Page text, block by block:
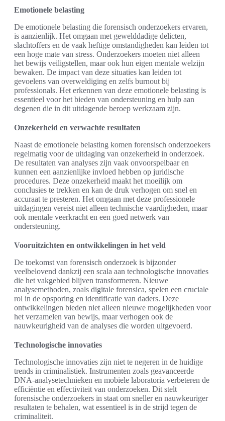
Emotionele belasting
De emotionele belasting die forensisch onderzoekers ervaren,
is aanzienlijk. Het omgaan met gewelddadige delicten,
slachtoffers en de vaak heftige omstandigheden kan leiden tot
een hoge mate van stress. Onderzoekers moeten niet alleen
het bewijs veiligstellen, maar ook hun eigen mentale welzijn
bewaken. De impact van deze situaties kan leiden tot
gevoelens van overweldiging en zelfs burnout bij
professionals. Het erkennen van deze emotionele belasting is
essentieel voor het bieden van ondersteuning en hulp aan
degenen die in dit uitdagende beroep werkzaam zijn.
Onzekerheid en verwachte resultaten
Naast de emotionele belasting komen forensisch onderzoekers
regelmatig voor de uitdaging van onzekerheid in onderzoek.
De resultaten van analyses zijn vaak onvoorspelbaar en
kunnen een aanzienlijke invloed hebben op juridische
procedures. Deze onzekerheid maakt het moeilijk om
conclusies te trekken en kan de druk verhogen om snel en
accuraat te presteren. Het omgaan met deze professionele
uitdagingen vereist niet alleen technische vaardigheden, maar
ook mentale veerkracht en een goed netwerk van
ondersteuning.
Vooruitzichten en ontwikkelingen in het veld
De toekomst van forensisch onderzoek is bijzonder
veelbelovend dankzij een scala aan technologische innovaties
die het vakgebied blijven transformeren. Nieuwe
analysemethoden, zoals digitale forensica, spelen een cruciale
rol in de opsporing en identificatie van daders. Deze
ontwikkelingen bieden niet alleen nieuwe mogelijkheden voor
het verzamelen van bewijs, maar verhogen ook de
nauwkeurigheid van de analyses die worden uitgevoerd.
Technologische innovaties
Technologische innovaties zijn niet te negeren in de huidige
trends in criminalistiek. Instrumenten zoals geavanceerde
DNA-analysetechnieken en mobiele laboratoria verbeteren de
efficiëntie en effectiviteit van onderzoeken. Dit stelt
forensische onderzoekers in staat om sneller en nauwkeuriger
resultaten te behalen, wat essentieel is in de strijd tegen de
criminaliteit.